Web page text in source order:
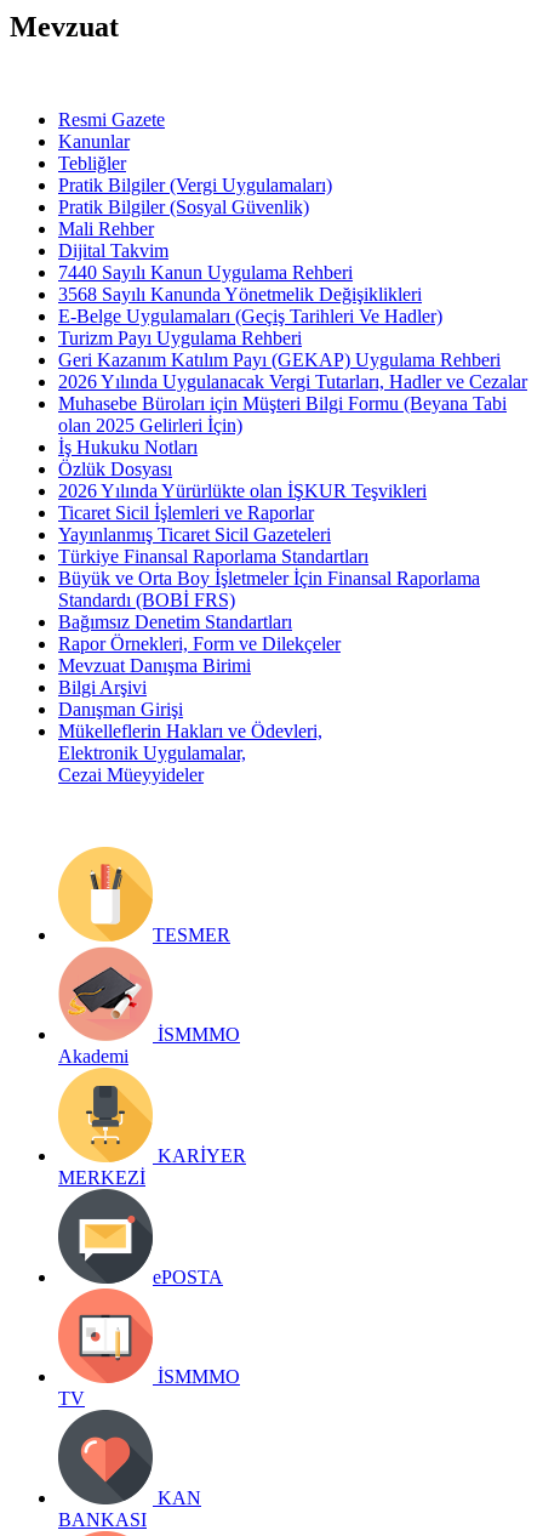
Mevzuat
Resmi Gazete
Kanunlar
Tebliğler
Pratik Bilgiler (Vergi Uygulamaları)
Pratik Bilgiler (Sosyal Güvenlik)
Mali Rehber
Dijital Takvim
7440 Sayılı Kanun Uygulama Rehberi
3568 Sayılı Kanunda Yönetmelik Değişiklikleri
E-Belge Uygulamaları (Geçiş Tarihleri Ve Hadler)
Turizm Payı Uygulama Rehberi
Geri Kazanım Katılım Payı (GEKAP) Uygulama Rehberi
2026 Yılında Uygulanacak Vergi Tutarları, Hadler ve Cezalar
Muhasebe Büroları için Müşteri Bilgi Formu (Beyana Tabi
olan 2025 Gelirleri İçin)
İş Hukuku Notları
Özlük Dosyası
2026 Yılında Yürürlükte olan İŞKUR Teşvikleri
Ticaret Sicil İşlemleri ve Raporlar
Yayınlanmış Ticaret Sicil Gazeteleri
Türkiye Finansal Raporlama Standartları
Büyük ve Orta Boy İşletmeler İçin Finansal Raporlama
Standardı (BOBİ FRS)
Bağımsız Denetim Standartları
Rapor Örnekleri, Form ve Dilekçeler
Mevzuat Danışma Birimi
Bilgi Arşivi
Danışman Girişi
Mükelleflerin Hakları ve Ödevleri,
Elektronik Uygulamalar,
Cezai Müeyyideler
TESMER
İSMMMO
Akademi
KARİYER
MERKEZİ
ePOSTA
İSMMMO
TV
KAN
BANKASI